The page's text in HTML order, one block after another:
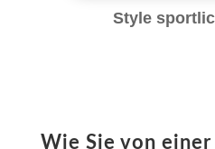
Style
Wie Sie von einer